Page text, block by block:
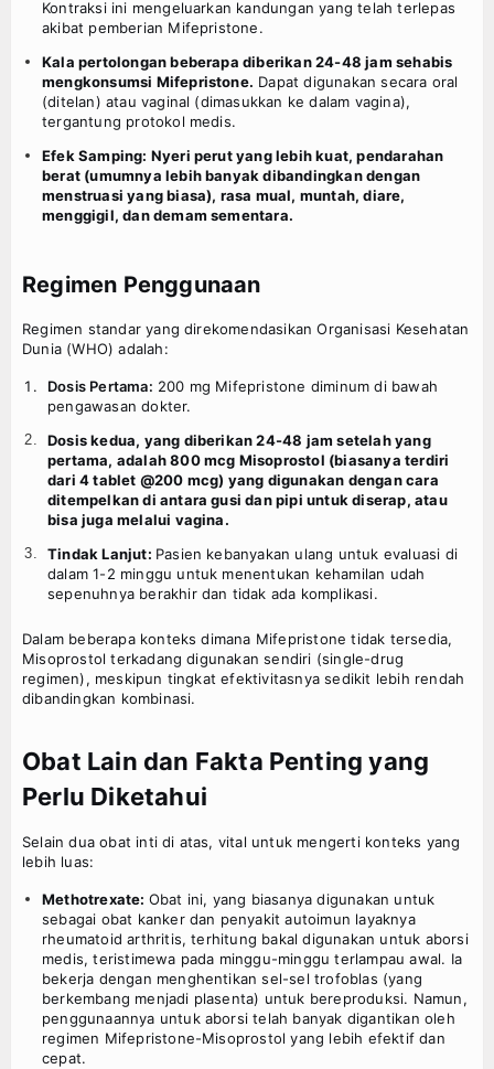
Kontraksi ini mengeluarkan kandungan yang telah terlepas
akibat pemberian Mifepristone.
Kala pertolongan beberapa diberikan 24-48 jam sehabis
mengkonsumsi Mifepristone. Dapat digunakan secara oral
(ditelan) atau vaginal (dimasukkan ke dalam vagina),
tergantung protokol medis.
Efek Samping: Nyeri perut yang lebih kuat, pendarahan
berat (umumnya lebih banyak dibandingkan dengan
menstruasi yang biasa), rasa mual, muntah, diare,
menggigil, dan demam sementara.
Regimen Penggunaan
Regimen standar yang direkomendasikan Organisasi Kesehatan
Dunia (WHO) adalah:
Dosis Pertama: 200 mg Mifepristone diminum di bawah
pengawasan dokter.
Dosis kedua, yang diberikan 24-48 jam setelah yang
pertama, adalah 800 mcg Misoprostol (biasanya terdiri
dari 4 tablet @200 mcg) yang digunakan dengan cara
ditempelkan di antara gusi dan pipi untuk diserap, atau
bisa juga melalui vagina.
Tindak Lanjut: Pasien kebanyakan ulang untuk evaluasi di
dalam 1-2 minggu untuk menentukan kehamilan udah
sepenuhnya berakhir dan tidak ada komplikasi.
Dalam beberapa konteks dimana Mifepristone tidak tersedia,
Misoprostol terkadang digunakan sendiri (single-drug
regimen), meskipun tingkat efektivitasnya sedikit lebih rendah
dibandingkan kombinasi.
Obat Lain dan Fakta Penting yang
Perlu Diketahui
Selain dua obat inti di atas, vital untuk mengerti konteks yang
lebih luas:
Methotrexate: Obat ini, yang biasanya digunakan untuk
sebagai obat kanker dan penyakit autoimun layaknya
rheumatoid arthritis, terhitung bakal digunakan untuk aborsi
medis, teristimewa pada minggu-minggu terlampau awal. Ia
bekerja dengan menghentikan sel-sel trofoblas (yang
berkembang menjadi plasenta) untuk bereproduksi. Namun,
penggunaannya untuk aborsi telah banyak digantikan oleh
regimen Mifepristone-Misoprostol yang lebih efektif dan
cepat.